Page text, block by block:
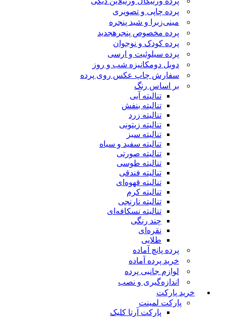
پرده چاپی و تصویری
مینی‌زبرا و شید پنجره
پرده مخصوص پنجره جدید
پرده کودک و نوجوان
پرده سیلوئیت و ارسی
دوبل دومکانیزه شب و روز
سفارش چاپ عکس روی پرده
بر اساس رنگ
تنالیته آبی
تنالیته بنفش
تنالیته زرد
تنالیته زیتونی
تنالیته سبز
تنالیته سفید و سیاه
تنالیته صورتی
تنالیته طوسی
تنالیته فندقی
تنالیته قهوه‌ای
تنالیته کرم
تنالیته نارنجی
تنالیته نسکافه‌ای
چند رنگی
نقره‌ای
طلایی
پرده پانچ آماده
خرید پرده آماده
لوازم جانبی پرده
اندازه‌گیری و نصب
خرید پارکت
پارکت لمینت
پارکت آرتا کلیک